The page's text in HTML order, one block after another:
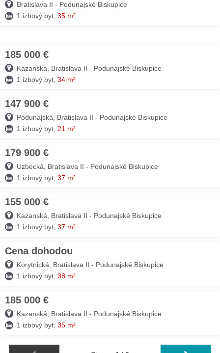
Bratislava II - Podunajské Biskupice
1 izbový byt, 35 m²
185 000 €
Kazanská, Bratislava II - Podunajské Biskupice
1 izbový byt, 34 m²
147 900 €
Podunajská, Bratislava II - Podunajské Biskupice
1 izbový byt, 21 m²
179 900 €
Uzbecká, Bratislava II - Podunajské Biskupice
1 izbový byt, 37 m²
155 000 €
Kazanská, Bratislava II - Podunajské Biskupice
1 izbový byt, 37 m²
Cena dohodou
Korytnická, Bratislava II - Podunajské Biskupice
1 izbový byt, 38 m²
185 000 €
Kazanská, Bratislava II - Podunajské Biskupice
1 izbový byt, 35 m²